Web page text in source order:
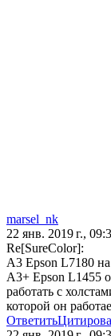
marsel_nk
22 янв. 2019 г.,
Re[SureColor]:
A3 Epson L7180
A3+ Epson L1455
работать с
которой он
Ответить